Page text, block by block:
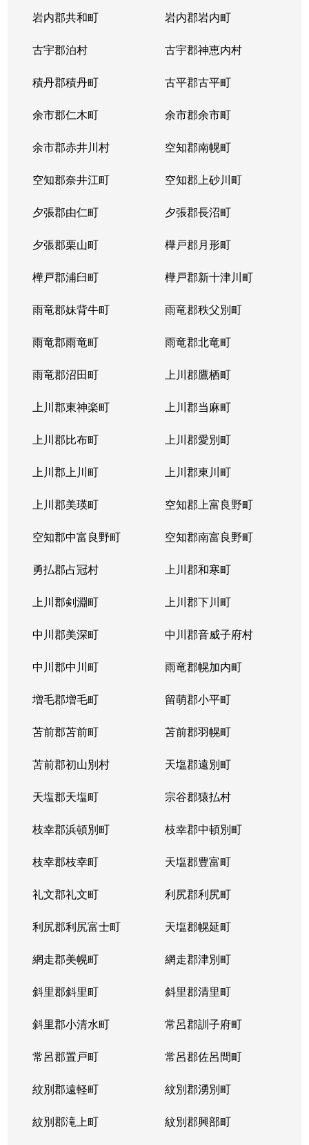
岩内郡共和町 岩内郡岩内町
古宇郡泊村 古宇郡神恵内村
積丹郡積丹町 古平郡古平町
余市郡仁木町 余市郡余市町
余市郡赤井川村 空知郡南幌町
空知郡奈井江町 空知郡上砂川町
夕張郡由仁町 夕張郡長沼町
夕張郡栗山町 樺戸郡月形町
樺戸郡浦臼町 樺戸郡新十津川町
雨竜郡妹背牛町 雨竜郡秩父別町
雨竜郡雨竜町 雨竜郡北竜町
雨竜郡沼田町 上川郡鷹栖町
上川郡東神楽町 上川郡当麻町
上川郡比布町 上川郡愛別町
上川郡上川町 上川郡東川町
上川郡美瑛町 空知郡上富良野町
空知郡中富良野町 空知郡南富良野町
勇払郡占冠村 上川郡和寒町
上川郡剣淵町 上川郡下川町
中川郡美深町 中川郡音威子府村
中川郡中川町 雨竜郡幌加内町
増毛郡増毛町 留萌郡小平町
苫前郡苫前町 苫前郡羽幌町
苫前郡初山別村 天塩郡遠別町
天塩郡天塩町 宗谷郡猿払村
枝幸郡浜頓別町 枝幸郡中頓別町
枝幸郡枝幸町 天塩郡豊富町
礼文郡礼文町 利尻郡利尻町
利尻郡利尻富士町 天塩郡幌延町
網走郡美幌町 網走郡津別町
斜里郡斜里町 斜里郡清里町
斜里郡小清水町 常呂郡訓子府町
常呂郡置戸町 常呂郡佐呂間町
紋別郡遠軽町 紋別郡湧別町
紋別郡滝上町 紋別郡興部町